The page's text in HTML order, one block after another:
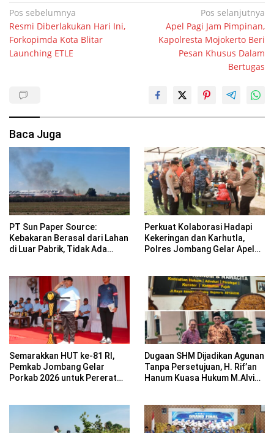
Navigasi
pos
Pos sebelumnya
Resmi Diberlakukan Hari Ini,
Forkopimda Kota Blitar
Launching ETLE
Pos selanjutnya
Apel Pagi Jam Pimpinan,
Kapolresta Mojokerto Beri
Pesan Khusus Dalam
Bertugas
Baca Juga
PT Sun Paper Source:
Kebakaran Berasal dari Lahan
di Luar Pabrik, Tidak Ada
Perkuat Kolaborasi Hadapi
Kekeringan dan Karhutla,
Polres Jombang Gelar Apel
Semarakkan HUT ke-81 RI,
Pemkab Jombang Gelar
Porkab 2026 untuk Pererat
Dugaan SHM Dijadikan Agunan
Tanpa Persetujuan, H. Rif’an
Hanum Kuasa Hukum M.Alvin